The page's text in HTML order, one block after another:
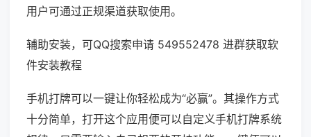
用户可通过正规渠道获取使用。
辅助安装，可QQ搜索申请 549552478 进群获取软
件安装教程
手机打牌可以一键让你轻松成为“必赢”。其操作方式
十分简单，打开这个应用便可以自定义手机打牌系统